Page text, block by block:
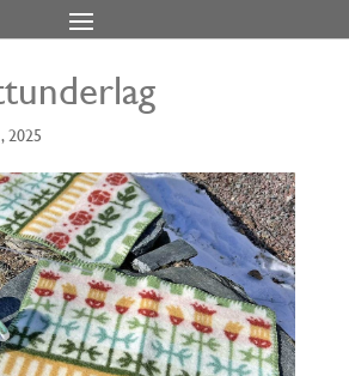
2025